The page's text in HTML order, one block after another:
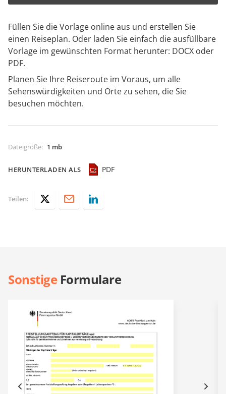
Füllen Sie die Vorlage online aus und erstellen Sie
einen Reiseplan. Oder laden Sie einfach die ausfüllbare
Vorlage im gewünschten Format herunter: DOCX oder
PDF.
Planen Sie Ihre Reiseroute im Voraus, um alle
Sehenswürdigkeiten und Orte zu sehen, die Sie
besuchen möchten.
Dateigröße: 1 mb
HERUNTERLADEN ALS PDF
Teilen:
SonstigeFormulare